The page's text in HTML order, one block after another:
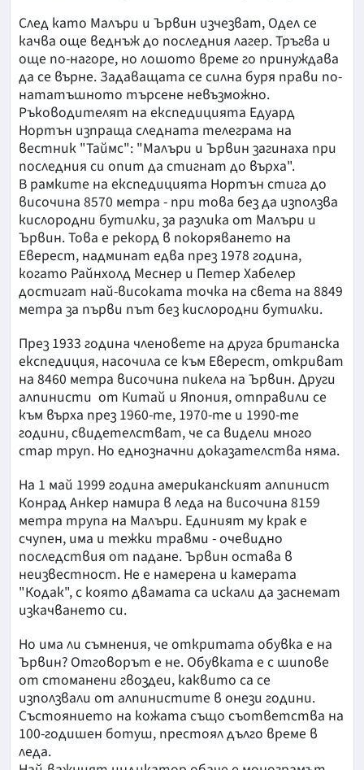
След като Малъри и Ървин изчезват, Одел се
качва още веднъж до последния лагер. Тръгва и
още по-нагоре, но лошото време го принуждава
да се върне. Задаващата се силна буря прави по-
нататъшното търсене невъзможно.
Ръководителят на експедицията Едуард
Нортън изпраща следната телеграма на
вестник "Таймс": "Малъри и Ървин загинаха при
последния си опит да стигнат до върха".
В рамките на експедицията Нортън стига до
височина 8570 метра - при това без да използва
кислородни бутилки, за разлика от Малъри и
Ървин. Това е рекорд в покоряването на
Еверест, надминат едва през 1978 година,
когато Райнхолд Меснер и Петер Хабелер
достигат най-високата точка на света на 8849
метра за първи път без кислородни бутилки.
През 1933 година членовете на друга британска
експедиция, насочила се към Еверест, откриват
на 8460 метра височина пикела на Ървин. Други
алпинисти от Китай и Япония, отправили се
към върха през 1960-те, 1970-те и 1990-те
години, свидетелстват, че са видели много
стар труп. Но еднозначни доказателства няма.
На 1 май 1999 година американският алпинист
Конрад Анкер намира в леда на височина 8159
метра трупа на Малъри. Единият му крак е
счупен, има и тежки травми - очевидно
последствия от падане. Ървин остава в
неизвестност. Не е намерена и камерата
"Кодак", с която двамата са искали да заснемат
изкачването си.
Но има ли съмнения, че откритата обувка е на
Ървин? Отговорът е не. Обувката е с шипове
от стоманени гвоздеи, каквито са се
използвали от алпинистите в онези години.
Състоянието на кожата също съответства на
100-годишен ботуш, престоял дълго време в
леда.